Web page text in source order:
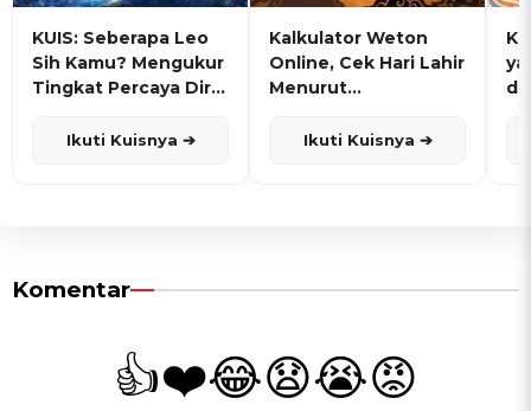
KUIS: Seberapa Leo
Sih Kamu? Mengukur
Tingkat Percaya Diri
Ikuti Kuisnya ➔
Kalkulator Weton
Online, Cek Hari Lahir
Menurut
Ikuti Kuisnya ➔
Komentar
👍❤️😂😧😭😡